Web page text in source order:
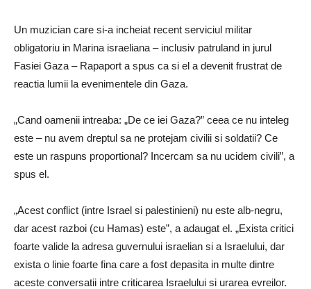
Un muzician care si-a incheiat recent serviciul militar
obligatoriu in Marina israeliana – inclusiv patruland in jurul
Fasiei Gaza – Rapaport a spus ca si el a devenit frustrat de
reactia lumii la evenimentele din Gaza.
„Cand oamenii intreaba: „De ce iei Gaza?” ceea ce nu inteleg
este – nu avem dreptul sa ne protejam civilii si soldatii? Ce
este un raspuns proportional? Incercam sa nu ucidem civili”, a
spus el.
„Acest conflict (intre Israel si palestinieni) nu este alb-negru,
dar acest razboi (cu Hamas) este”, a adaugat el. „Exista critici
foarte valide la adresa guvernului israelian si a Israelului, dar
exista o linie foarte fina care a fost depasita in multe dintre
aceste conversatii intre criticarea Israelului si urarea evreilor.